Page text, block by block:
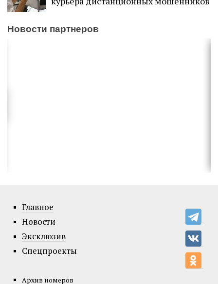
Новости партнеров
Главное
Новости
Эксклюзив
Спецпроекты
Архив номеров